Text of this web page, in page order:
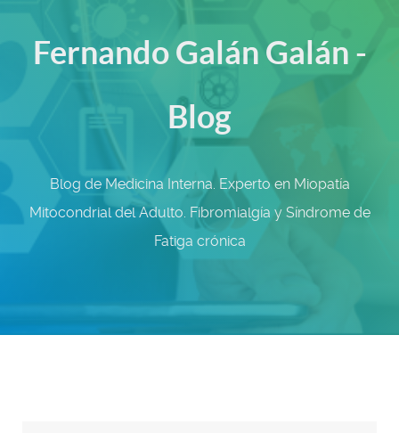
Fernando Galán Galán -
Blog
Blog de Medicina Interna. Experto en Miopatía
Mitocondrial del Adulto. Fibromialgía y Síndrome de
Fatiga crónica